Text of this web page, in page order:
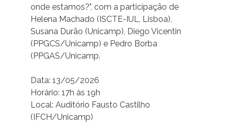
onde estamos?", com a participação de
Helena Machado (ISCTE-IUL, Lisboa),
Susana Durão (Unicamp), Diego Vicentin
(PPGCS/Unicamp) e Pedro Borba
(PPGAS/Unicamp.
Data: 13/05/2026
Horário: 17h às 19h
Local: Auditório Fausto Castilho
(IFCH/Unicamp)